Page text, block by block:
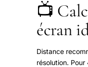
📺
écran
Distance
résolution.